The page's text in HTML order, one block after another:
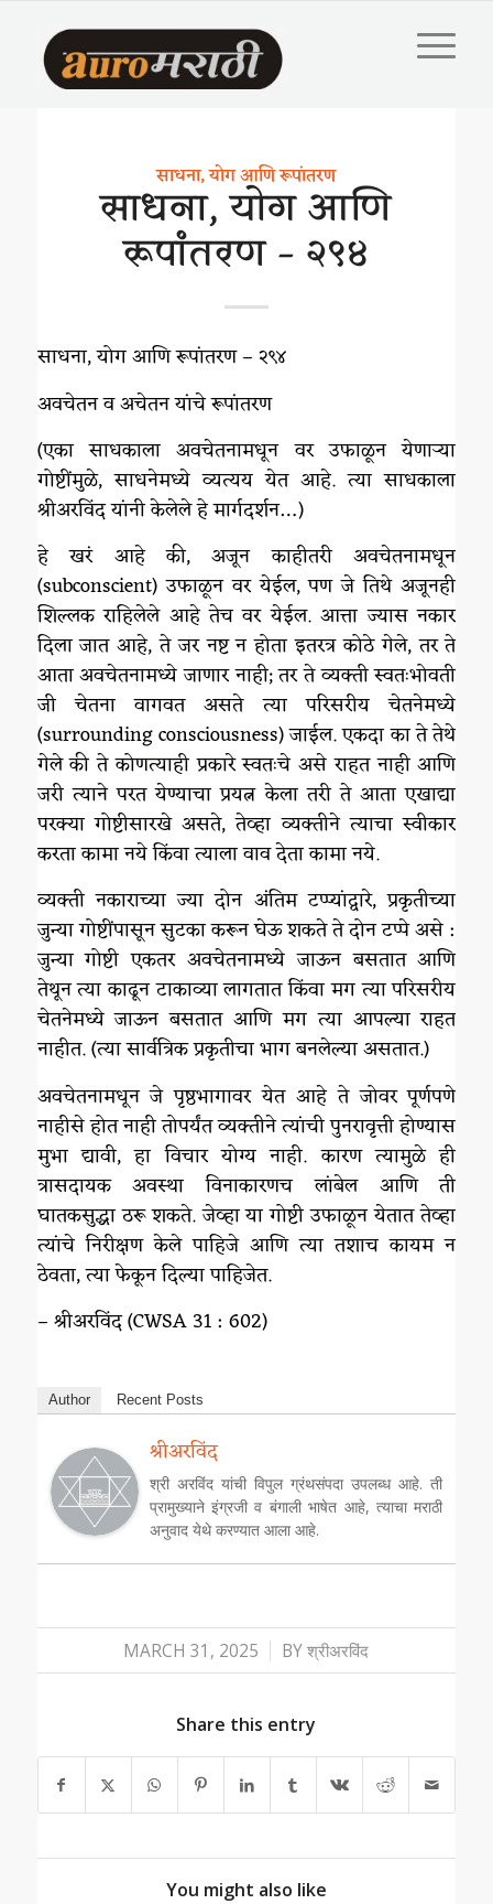
साधना, योग आणि रूपांतरण
साधना, योग आणि
रूपांतरण – २९४
साधना, योग आणि रूपांतरण – २९४
अवचेतन व अचेतन यांचे रूपांतरण
(एका साधकाला अवचेतनामधून वर उफाळून येणाऱ्या
गोष्टींमुळे, साधनेमध्ये व्यत्यय येत आहे. त्या साधकाला
श्रीअरविंद यांनी केलेले हे मार्गदर्शन…)
हे खरं आहे की, अजून काहीतरी अवचेतनामधून
(subconscient) उफाळून वर येईल, पण जे तिथे अजूनही
शिल्लक राहिलेले आहे तेच वर येईल. आत्ता ज्यास नकार
दिला जात आहे, ते जर नष्ट न होता इतरत्र कोठे गेले, तर ते
आता अवचेतनामध्ये जाणार नाही; तर ते व्यक्ती स्वतःभोवती
जी चेतना वागवत असते त्या परिसरीय चेतनेमध्ये
(surrounding consciousness) जाईल. एकदा का ते तेथे
गेले की ते कोणत्याही प्रकारे स्वतःचे असे राहत नाही आणि
जरी त्याने परत येण्याचा प्रयत्न केला तरी ते आता एखाद्या
परक्या गोष्टीसारखे असते, तेव्हा व्यक्तीने त्याचा स्वीकार
करता कामा नये किंवा त्याला वाव देता कामा नये.
व्यक्ती नकाराच्या ज्या दोन अंतिम टप्प्यांद्वारे, प्रकृतीच्या
जुन्या गोष्टींपासून सुटका करून घेऊ शकते ते दोन टप्पे असे :
जुन्या गोष्टी एकतर अवचेतनामध्ये जाऊन बसतात आणि
तेथून त्या काढून टाकाव्या लागतात किंवा मग त्या परिसरीय
चेतनेमध्ये जाऊन बसतात आणि मग त्या आपल्या राहत
नाहीत. (त्या सार्वत्रिक प्रकृतीचा भाग बनलेल्या असतात.)
अवचेतनामधून जे पृष्ठभागावर येत आहे ते जोवर पूर्णपणे
नाहीसे होत नाही तोपर्यंत व्यक्तीने त्यांची पुनरावृत्ती होण्यास
मुभा द्यावी, हा विचार योग्य नाही. कारण त्यामुळे ही
त्रासदायक अवस्था विनाकारणच लांबेल आणि ती
घातकसुद्धा ठरू शकते. जेव्हा या गोष्टी उफाळून येतात तेव्हा
त्यांचे निरीक्षण केले पाहिजे आणि त्या तशाच कायम न
ठेवता, त्या फेकून दिल्या पाहिजेत.
– श्रीअरविंद (CWSA 31 : 602)
Author Recent Posts
श्रीअरविंद
श्री अरविंद यांची विपुल ग्रंथसंपदा उपलब्ध आहे. ती
प्रामुख्याने इंग्रजी व बंगाली भाषेत आहे, त्याचा मराठी
अनुवाद येथे करण्यात आला आहे.
MARCH 31, 2025
/ BYश्रीअरविंद
Share this entry
You might also like